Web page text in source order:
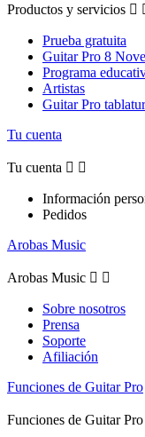
Productos y servicios 
Prueba gratuita
Guitar Pro 8
Programa
Artistas
Guitar Pro
Tu cuenta
Tu cuenta  
Información
Pedidos
Arobas Music
Arobas Music  
Sobre nosotros
Prensa
Soporte
Afiliación
Funciones de Guitar Pro
Funciones de Guitar Pro